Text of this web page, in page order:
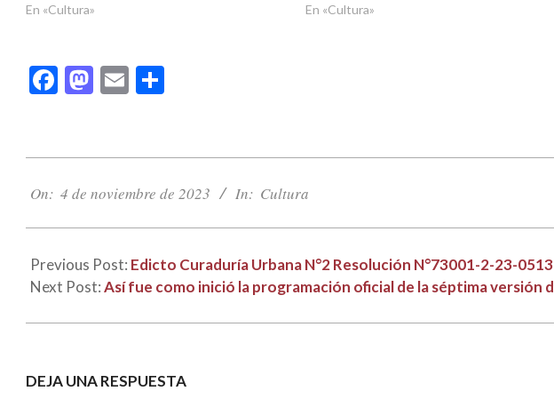
En «Cultura»
En «Cultura»
Facebook
Mastodon
Email
11-
On: 4 de noviembre de 2023 In: Cultura
Previous Post: Edicto Curaduría Urbana N°2 Resolución N°73001-2-23-0513
Next Post:Así fue como inició la programación oficial de la séptima versión
DEJA UNA RESPUESTA